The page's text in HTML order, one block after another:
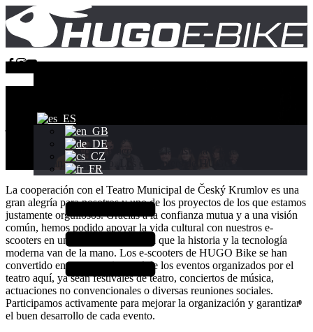
0
Una asociación que nos complace
gran alegría para nosotros y uno de los proyectos de los que estamos
justamente orgullosos. Gracias a la confianza mutua y a una visión
común, hemos podido apoyar la vida cultural con nuestros e-
scooters en un entorno único donde la historia y la tecnología
moderna van de la mano. Los e-scooters de HUGO Bike se han [...]
La cooperación con el Teatro Municipal de Český Krumlov es una
gran alegría para nosotros y uno de los proyectos de los que estamos
justamente orgullosos. Gracias a la confianza mutua y a una visión
común, hemos podido apoyar la vida cultural con nuestros e-
scooters en un entorno único en el que la historia y la tecnología
moderna van de la mano. Los e-scooters de HUGO Bike se han
convertido en una parte integral de los eventos organizados por el
teatro aquí, ya sean festivales de teatro, conciertos de música,
actuaciones no convencionales o diversas reuniones sociales.
Participamos activamente para mejorar la organización y garantizar
el buen desarrollo de cada evento.